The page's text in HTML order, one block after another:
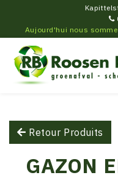
Aujourd'hui nous
Retour Produits
GAZON